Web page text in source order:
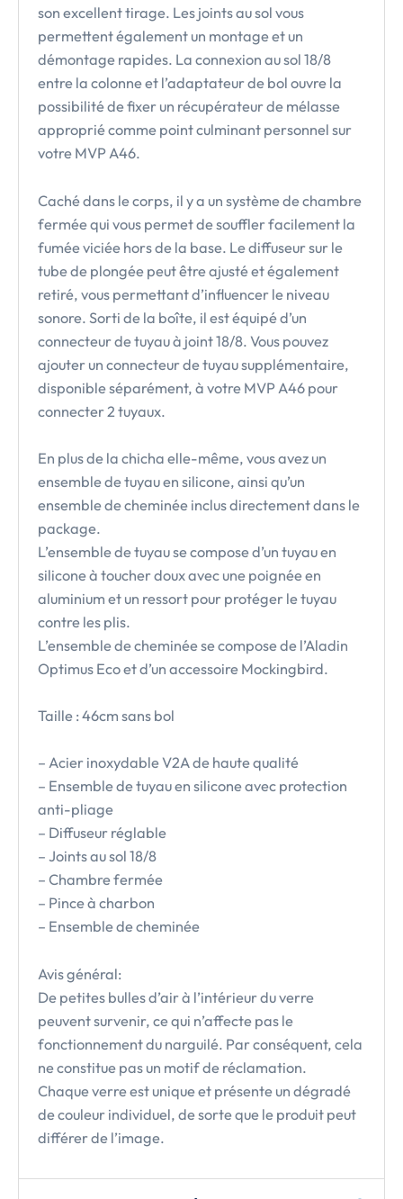
son excellent tirage. Les joints au sol vous
permettent également un montage et un
démontage rapides. La connexion au sol 18/8
entre la colonne et l’adaptateur de bol ouvre la
possibilité de fixer un récupérateur de mélasse
approprié comme point culminant personnel sur
votre MVP A46.
Caché dans le corps, il y a un système de chambre
fermée qui vous permet de souffler facilement la
fumée viciée hors de la base. Le diffuseur sur le
tube de plongée peut être ajusté et également
retiré, vous permettant d’influencer le niveau
sonore. Sorti de la boîte, il est équipé d’un
connecteur de tuyau à joint 18/8. Vous pouvez
ajouter un connecteur de tuyau supplémentaire,
disponible séparément, à votre MVP A46 pour
connecter 2 tuyaux.
En plus de la chicha elle-même, vous avez un
ensemble de tuyau en silicone, ainsi qu’un
ensemble de cheminée inclus directement dans le
package.
L’ensemble de tuyau se compose d’un tuyau en
silicone à toucher doux avec une poignée en
aluminium et un ressort pour protéger le tuyau
contre les plis.
L’ensemble de cheminée se compose de l’Aladin
Optimus Eco et d’un accessoire Mockingbird.
Taille : 46cm sans bol
– Acier inoxydable V2A de haute qualité
– Ensemble de tuyau en silicone avec protection
anti-pliage
– Diffuseur réglable
– Joints au sol 18/8
– Chambre fermée
– Pince à charbon
– Ensemble de cheminée
Avis général:
De petites bulles d’air à l’intérieur du verre
peuvent survenir, ce qui n’affecte pas le
fonctionnement du narguilé. Par conséquent, cela
ne constitue pas un motif de réclamation.
Chaque verre est unique et présente un dégradé
de couleur individuel, de sorte que le produit peut
différer de l’image.